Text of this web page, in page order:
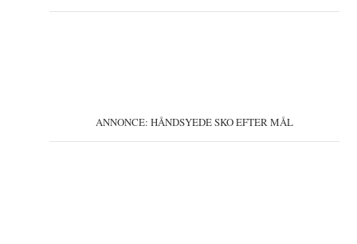
ANNONCE: HÅNDSYEDE SKO EFTER MÅL